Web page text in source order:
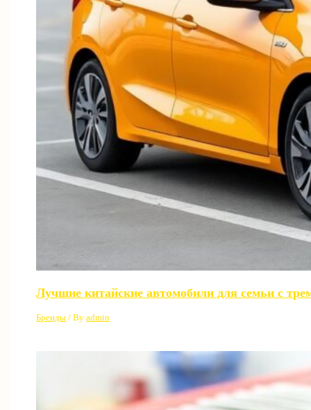
Лучшие китайские автомобили для семьи с
Бренды / Byadmin